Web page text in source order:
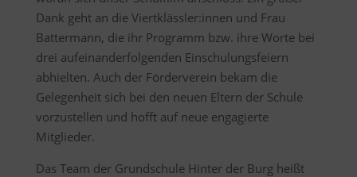
Dank geht an die Viertklässler:innen und Frau
Battermann, die ihr Programm bzw. ihre Worte bei
drei aufeinanderfolgenden Einschulungsfeiern
abhielten. Auch der Förderverein bekam die
Gelegenheit sich bei den neuen Eltern der Schule
vorzustellen und hofft auf neue engagierte
Mitglieder.
Das Team der Grundschule Hinter der Burg heißt